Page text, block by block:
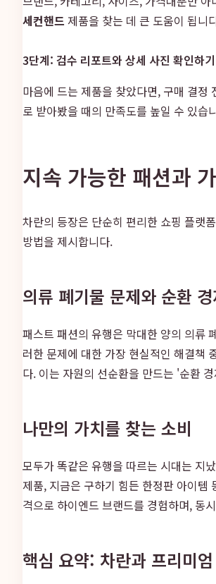
세컨핸드 제품을 찾는 데 큰 도움이 됩니
3단계: 검수 리포트와 상세 사진 확인하기
마음에 드는 제품을 찾았다면, 구매 결정
로 받아봤을 때의 만족도를 높일 수 있습
지속 가능한 패션과
차란의 등장은 단순히 편리한 쇼핑 플랫
방법을 제시합니다.
의류 폐기물 문제와 순환 경
패스트 패션의 유행은 막대한 양의 의류
러한 문제에 대한 가장 현실적인 해결책
다. 이는 자원의 선순환을 만드는 '순환
나만의 가치를 찾는 소비
모두가 똑같은 유행을 따르는 시대는 지
제품, 지금은 구하기 힘든 한정판 아이템
격으로 하이엔드 브랜드를 경험하며, 동
핵심 요약: 차란과 프리미